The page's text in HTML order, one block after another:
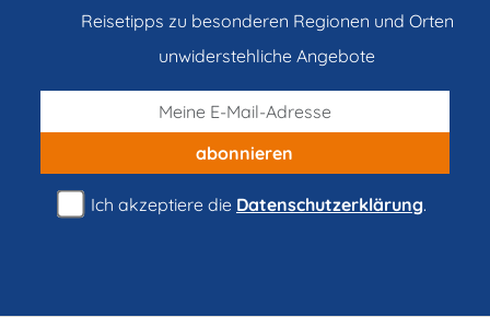
Reisetipps zu besonderen Regionen und Orten
unwiderstehliche Angebote
abonnieren
Ich akzeptiere die Datenschutzerklärung.